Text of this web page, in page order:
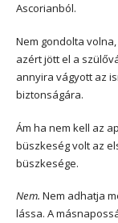
Ascorianból.
Nem gondolta
azért jött el a
annyira vágyott az
biztonságára.
Ám ha nem kell az
büszkeség volt az
büszkesége.
Nem. Nem adhatja
lássa. A